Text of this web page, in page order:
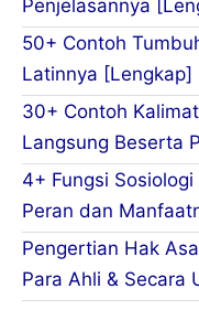
Penjelasannya
50+ Contoh
Latinnya [Lengkap]
30+ Contoh
Langsung Beserta
4+ Fungsi
Peran dan
Pengertian Hak
Para Ahli & Secara